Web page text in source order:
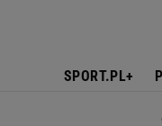
SPORT.PL+